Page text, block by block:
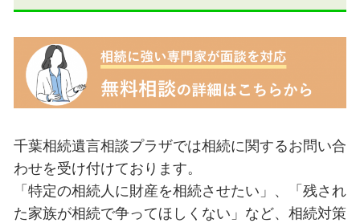
千葉相続遺言相談プラザでは相続に関するお問い合
わせを受け付けております。
「特定の相続人に財産を相続させたい」、「残され
た家族が相続で争ってほしくない」など、相続対策